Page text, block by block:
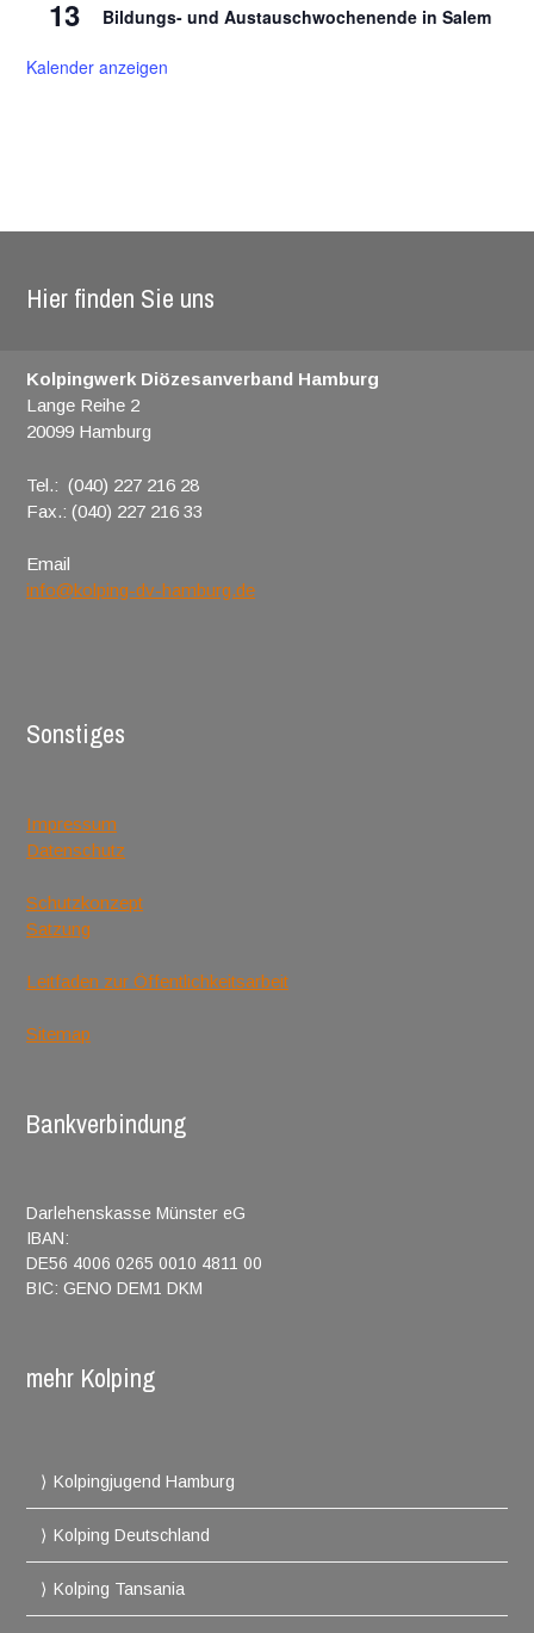
13 Bildungs- und Austauschwochenende in Salem
Kalender anzeigen
Hier finden Sie uns
Kolpingwerk Diözesanverband Hamburg
Lange Reihe 2
20099 Hamburg
Tel.: (040) 227 216 28
Fax.: (040) 227 216 33
Email
info@kolping-dv-hamburg.de
Sonstiges
Impressum
Datenschutz
Schutzkonzept
Satzung
Leitfaden zur Öffentlichkeitsarbeit
Sitemap
Bankverbindung
Darlehenskasse Münster eG
IBAN:
DE56 4006 0265 0010 4811 00
BIC: GENO DEM1 DKM
mehr Kolping
Kolpingjugend Hamburg
Kolping Deutschland
Kolping Tansania